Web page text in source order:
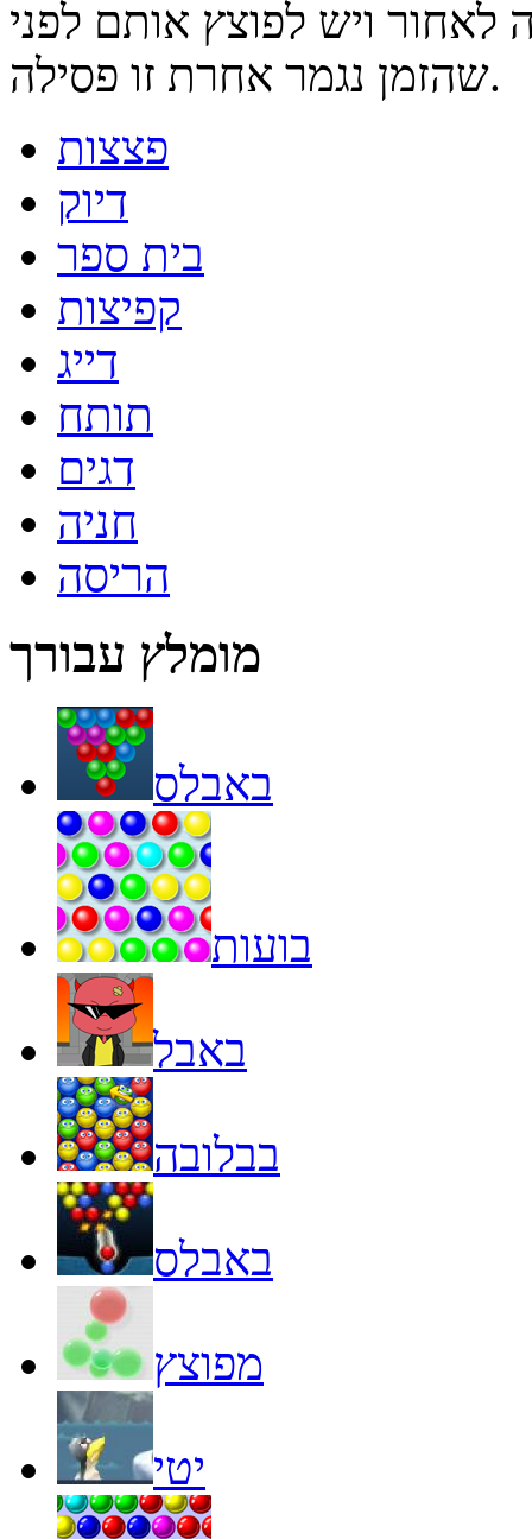
ויש לפוצץ אותם לפני
שהזמן נגמר אחרת זו פסילה.
פצצות
דיוק
בית ספר
קפיצות
דייג
תותח
דגים
חניה
הריסה
מומלץ עבורך
באבלס
בועות
באבל
בבלובה
באבלס
מפוצץ
יטי